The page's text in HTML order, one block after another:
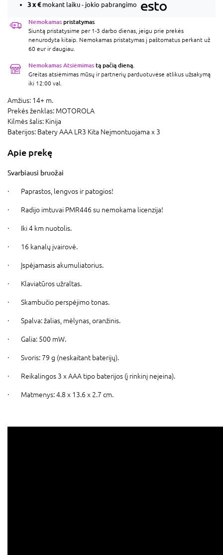
3 x€mokant laiku - jokio pabrangimo
Nemokamas pristatymas
Siuntą pristatysime per 1-3 darbo dienas, jeigu prie prekės
nenurodyta kitaip. Nemokamas pristatymas į paštomatus perkant už
60 eur ir daugiau.
Nemokamas Atsiėmimas tą pačią dieną.
Greitas atsiėmimas mūsų ir partnerių parduotuvėse atlikus užsakymą
iki 12:00 val.
Amžius: 14+ m.
Prekės ženklas: MOTOROLA
Kilmės šalis: Kinija
Baterijos: Batery AAA LR3 Kita Neįmontuojama x 3
Apie prekę
Svarbiausi bruožai
· Paprastos, lengvos ir patogios!
· Radijo imtuvai PMR446 su nemokama licenzija!
· Iki 4 km nuotolis.
· 16 kanalų įvairovė.
· Įspėjamasis akumuliatorius.
· Klaviatūros užraltas.
· Skambučio perspėjimo tonas.
· Spalva: žalias, mėlynas, oranžinis.
· Galia: 500 mW.
· Svoris: 79 g (neskaitant baterijų).
· Reikalingos 3 x AAA tipo baterijos (į rinkinį neįeina).
· Matmenys: 4.8 x 13.6 x 2.7 cm.